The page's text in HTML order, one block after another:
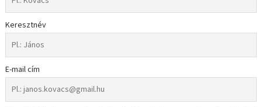
Keresztnév
E-mail cím